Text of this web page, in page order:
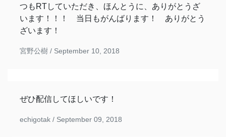
つもRTしていただき、ほんとうに、ありがとうざ
います！！！ 当日もがんばります！ ありがとう
ざいます！
宮野公樹 / September 10, 2018
ぜひ配信してほしいです！
echigotak / September 09, 2018